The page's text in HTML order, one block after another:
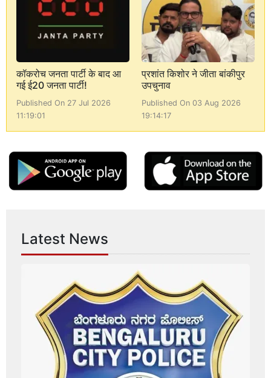
कॉकरोच जनता पार्टी के बाद आ
गई ई20 जनता पार्टी!
Published On 27 Jul 2026
11:19:01
प्रशांत किशोर ने जीता बांकीपुर
उपचुनाव
Published On 03 Aug 2026
19:14:17
Latest News